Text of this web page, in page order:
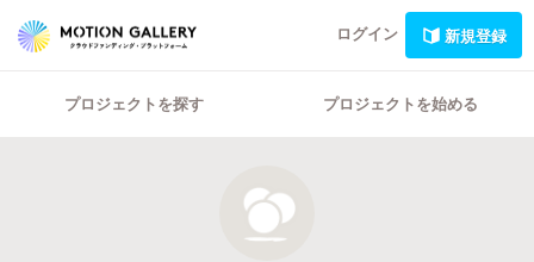
ログイン 新規登録
プロジェクトを探す プロジェクトを始める